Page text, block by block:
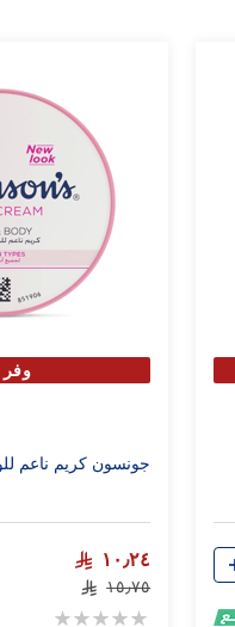
وفر 35%
جونسون كريم ناعم للوجه
١٠٫٢٤
١٥٫٧٥
Rating: